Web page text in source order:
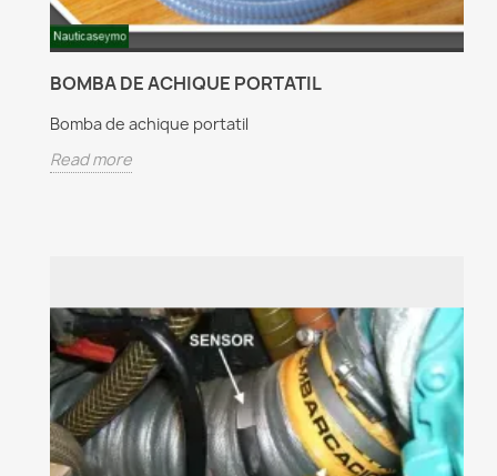
BOMBA DE ACHIQUE PORTATIL
Bomba de achique portatil
Read more